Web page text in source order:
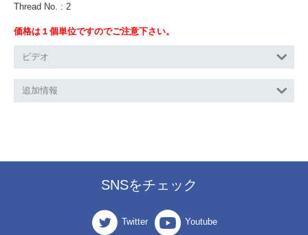
Thread No. : 2
価格は１個単位ですのでご注意下さい。
ビデオ
追加情報
SNSをチェック
Twitter Youtube